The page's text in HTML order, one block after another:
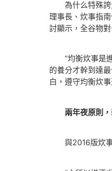
為什么特殊誇
理事長、炊事指
討顯示，全谷物
“均衡炊事是進
的養分才幹到達
白，遵守均衡炊
兩年夜原則
與2016版炊事